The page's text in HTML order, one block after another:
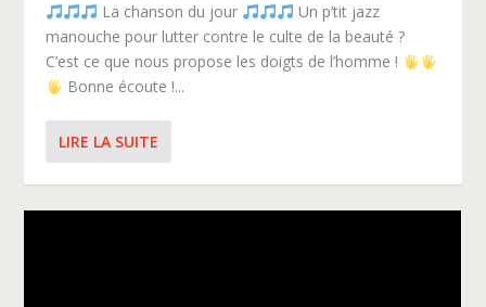
La chanson du jour
Un p’tit jazz
manouche pour lutter contre le culte de la beauté ?
C’est ce que nous propose les doigts de l’homme !
Bonne écoute !...
LIRE LA SUITE